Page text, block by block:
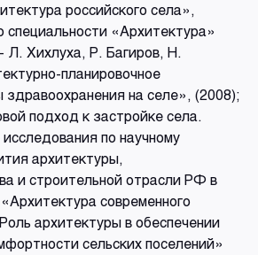
российского села»,
специальности «Архитектура»
Л. Хихлуха, Р. Багиров, Н.
планировочное
на селе», (2008);
подход к застройке села.
по научному
архитектуры,
и строительной отрасли РФ в
современного
архитектуры в обеспечении
сельских поселений»